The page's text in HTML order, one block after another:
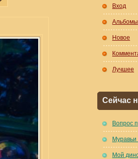
Вход
Альбомы
Новое
Лучшее
Сейчас
Вопрос
Муравьи
Мой